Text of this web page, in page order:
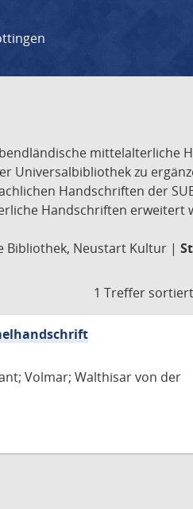
mittelalterliche
Universalbibliothek zu
Handschriften der
Handschriften erweitert
Bibliothek, Neustart Kultur |
1 Treffer
Volmar; Walthisar von der